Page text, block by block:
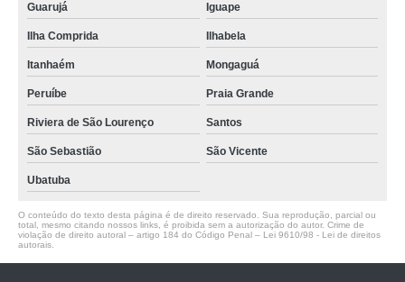
Guarujá Iguape
Ilha Comprida Ilhabela
Itanhaém Mongaguá
Peruíbe Praia Grande
Riviera de São Lourenço Santos
São Sebastião São Vicente
Ubatuba
O conteúdo do texto desta página é de direito reservado. Sua reprodução, parcial ou
total, mesmo citando nossos links, é proibida sem a autorização do autor. Crime de
violação de direito autoral – artigo 184 do Código Penal – Lei 9610/98 - Lei de direitos
autorais